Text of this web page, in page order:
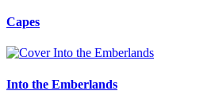
Capes
Into the Emberlands